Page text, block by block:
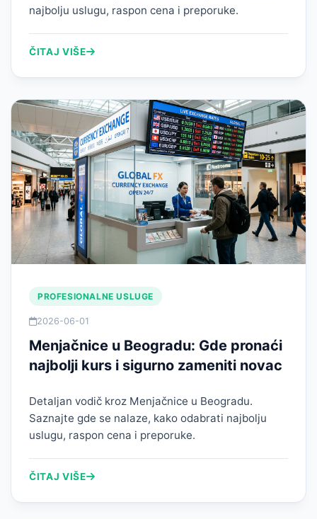
najbolju uslugu, raspon cena i preporuke.
ČITAJ VIŠE
PROFESIONALNE USLUGE
2026-06-01
Menjačnice u Beogradu: Gde pronaći
najbolji kurs i sigurno zameniti novac
Detaljan vodič kroz Menjačnice u Beogradu.
Saznajte gde se nalaze, kako odabrati najbolju
uslugu, raspon cena i preporuke.
ČITAJ VIŠE